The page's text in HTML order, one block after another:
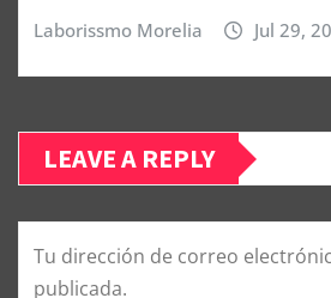
Laborissmo Morelia Jul 29,
LEAVE A REPLY
Tu dirección de correo
publicada.